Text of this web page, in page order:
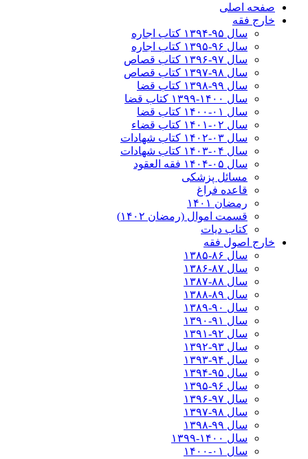
صفحه اصلی
خارج فقه
سال ۹۵-۱۳۹۴ کتاب اجاره
سال ۹۶-۱۳۹۵ کتاب اجاره
سال ۹۷-۱۳۹۶ کتاب قصاص
سال ۹۸-۱۳۹۷ کتاب قصاص
سال ۹۹-۱۳۹۸‍ کتاب قضا
سال ۱۴۰۰-۱۳۹۹ کتاب قضا
سال ۰۱-۱۴۰۰ کتاب قضا
سال ۰۲-۱۴۰۱ کتاب قضاء
سال ۰۳-۱۴۰۲ کتاب شهادات
سال ۰۴-۱۴۰۳ کتاب شهادات
سال ۰۵-۱۴۰۴ فقه العقود
مسائل پزشکی
قاعده فراغ
رمضان ۱۴۰۱
قسمت اموال (رمضان ۱۴۰۲)
کتاب دیات
خارج اصول فقه
سال ۸۶-۱۳۸۵
سال ۸۷-۱۳۸۶
سال ۸۸-۱۳۸۷
سال ۸۹-۱۳۸۸
سال ۹۰-۱۳۸۹
سال ۹۱-۱۳۹۰
سال ۹۲-۱۳۹۱
سال ۹۳-۱۳۹۲
سال ۹۴-۱۳۹۳
سال ۹۵-۱۳۹۴
سال ۹۶-۱۳۹۵
سال ۹۷-۱۳۹۶
سال ۹۸-۱۳۹۷
سال ۹۹-۱۳۹۸‍
سال ۱۴۰۰-۱۳۹۹
سال ۰۱-۱۴۰۰